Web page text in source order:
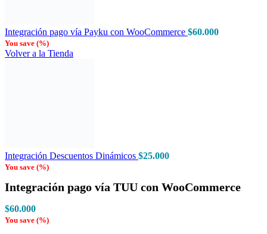
Integración pago vía Payku con WooCommerce $60.000
You save (%)
Volver a la Tienda
Integración Descuentos Dinámicos $25.000
You save (%)
Integración pago vía TUU con WooCommerce
$60.000
You save (%)